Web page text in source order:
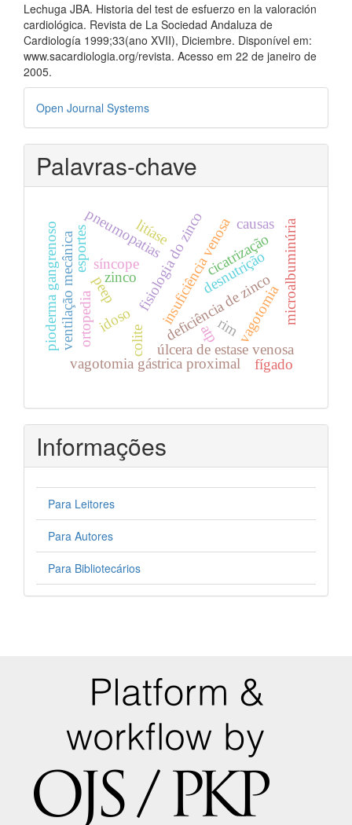
Lechuga JBA. Historia del test de esfuerzo en la valoración
cardiológica. Revista de La Sociedad Andaluza de
Cardiología 1999;33(ano XVII), Diciembre. Disponível em:
www.sacardiologia.org/revista. Acesso em 22 de janeiro de
2005.
Desenvolvido
por
Open Journal Systems
Palavras-chave
idoso insuficiência venosa
deficiência de zinco
fisiologia do zinco
zinco
peep
cicatrização
úlcera de estase venosa
vagotomia gástrica proximal
vagotomia
pneumopatias
ventilação mecânica síncope
pioderma gangrenoso desnutrição microalbuminúria
rim
litíase
ortopedia
esportes
causas
colite
fígado
atp
Informações
Para Leitores
Para Autores
Para Bibliotecários